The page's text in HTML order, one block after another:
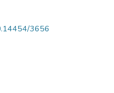
3656